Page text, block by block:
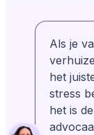
Ze zijn
hele
het
Als je
het
stress
het is